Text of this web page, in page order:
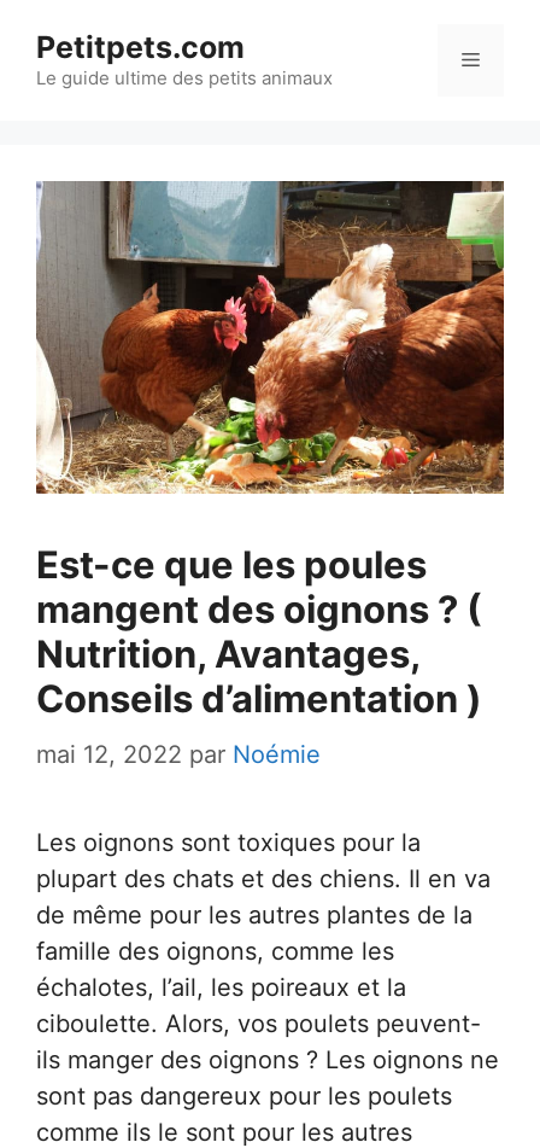
contenu
Petitpets.com
Le guide ultime des petits animaux
Menu
Est-ce que les poules
mangent des oignons ? (
Nutrition, Avantages,
Conseils d’alimentation )
mai 12, 2022 par Noémie
Les oignons sont toxiques pour la
plupart des chats et des chiens. Il en va
de même pour les autres plantes de la
famille des oignons, comme les
échalotes, l’ail, les poireaux et la
ciboulette. Alors, vos poulets peuvent-
ils manger des oignons ? Les oignons ne
sont pas dangereux pour les poulets
comme ils le sont pour les autres